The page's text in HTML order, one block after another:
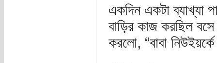
একদিন একটা ব্যাখ্যা
বাড়ির কাজ করছিল
করলো, “বাবা